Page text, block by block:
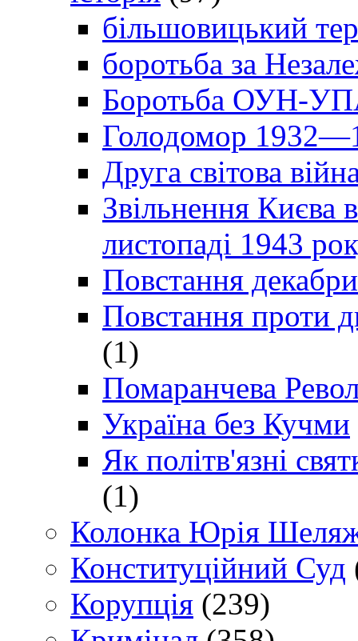
більшовицький
боротьба за
Боротьба ОУН-УПА
Голодомор
Друга світова
Звільнення Києва
листопаді 1943
Повстання
Повстання проти
(1)
Помаранчева
Україна без Кучми
Як політв'язні
(1)
Колонка Юрія
Конституційний Суд
Корупція (239)